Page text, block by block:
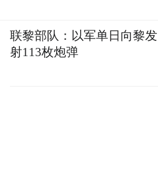
联黎部队：以军单日向黎发
射113枚炮弹